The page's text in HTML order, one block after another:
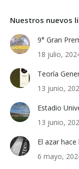
Nuestros nuevos
9° Gran
18 julio,
Teoría
13 junio,
Estadio
13 junio,
El azar
6 mayo,